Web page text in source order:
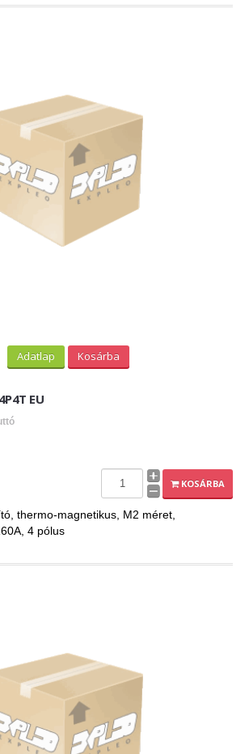
Adatlap Kosárba
EU
KOSÁRBA
thermo-magnetikus, M2 méret,
4 pólus